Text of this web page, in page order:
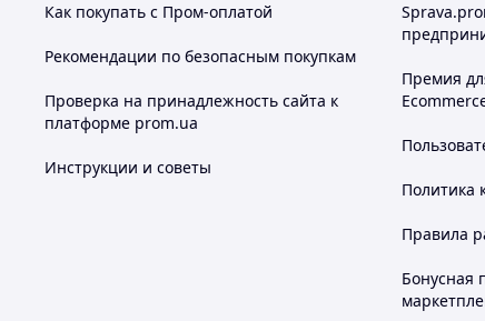
Как покупать с Пром-оплатой
Рекомендации по безопасным покупкам
Проверка на принадлежность сайта к
платформе prom.ua
Инструкции и советы
Премия
Политика
Правила
Бонусная